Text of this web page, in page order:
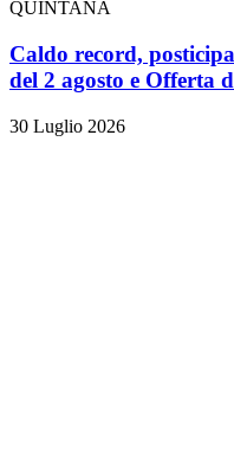
QUINTANA
Caldo record,
del 2 agosto e Offerta
30 Luglio 2026